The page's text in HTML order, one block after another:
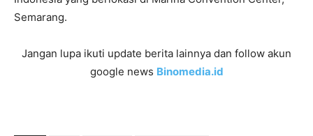
Semarang.
Jangan lupa ikuti update berita lainnya dan follow akun
google news Binomedia.id